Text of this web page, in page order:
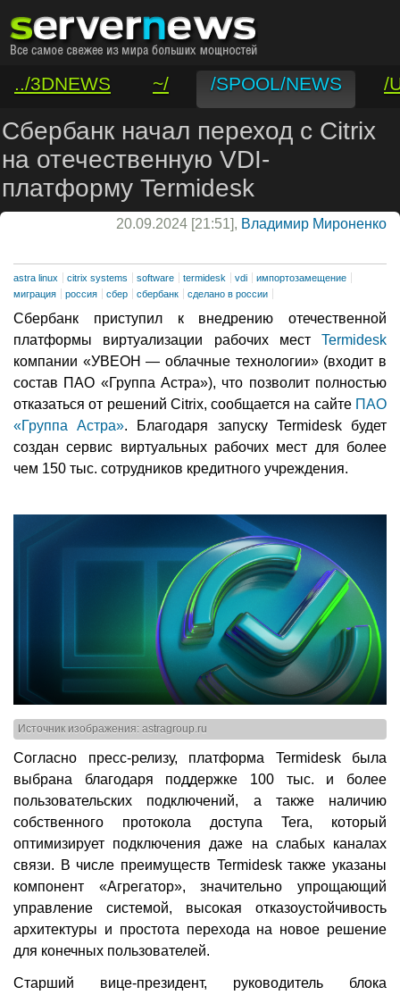
../3DNEWS ~/ /SPOOL/NEWS
/
/VAR/CONTACT
Сбербанк начал переход с Citrix
на отечественную VDI-
платформу Termidesk
20.09.2024 [21:51], Владимир Мироненко
astra linux citrix systems software termidesk vdi
импортозамещение
миграция
россия сбер сбербанк сделано в россии
Сбербанк приступил к внедрению отечественной
платформы виртуализации рабочих мест Termidesk
компании «УВЕОН — облачные технологии» (входит в
состав ПАО «Группа Астра»), что позволит полностью
отказаться от решений Citrix, сообщается на сайте ПАО
«Группа Астра». Благодаря запуску Termidesk будет
создан сервис виртуальных рабочих мест для более
чем 150 тыс. сотрудников кредитного учреждения.
Источник изображения: astragroup.ru
Согласно пресс-релизу, платформа Termidesk была
выбрана благодаря поддержке 100 тыс. и более
пользовательских подключений, а также наличию
собственного протокола доступа Tera, который
оптимизирует подключения даже на слабых каналах
связи. В числе преимуществ Termidesk также указаны
компонент «Агрегатор», значительно упрощающий
управление системой, высокая отказоустойчивость
архитектуры и простота перехода на новое решение
для конечных пользователей.
Старший вице-президент, руководитель блока